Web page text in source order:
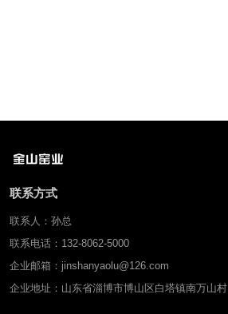
联系方式
联系人：孙总
联系电话：132-8062-5000
企业邮箱：jinshanyaolu@126.com
企业地址：山东省淄博市博山区白塔镇南万山村